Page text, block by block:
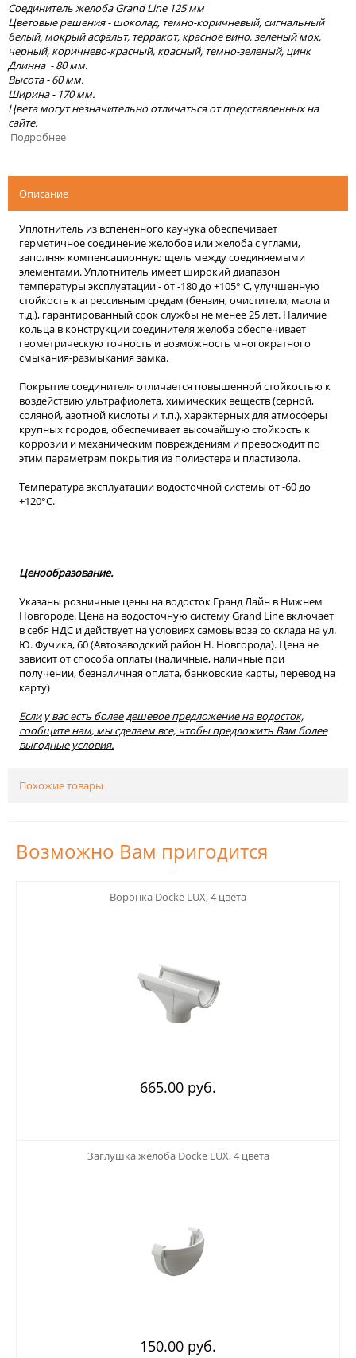
Соединитель желоба Grand Line 125 мм
Цветовые решения - шоколад, темно-коричневый, сигнальный
белый, мокрый асфальт, терракот, красное вино, зеленый мох,
черный, коричнево-красный, красный, темно-зеленый, цинк
Длинна - 80 мм.
Высота - 60 мм.
Ширина - 170 мм.
Цвета могут незначительно отличаться от представленных на
сайте.
Подробнее
Описание
Уплотнитель из вспененного каучука обеспечивает
герметичное соединение желобов или желоба с углами,
заполняя компенсационную щель между соединяемыми
элементами. Уплотнитель имеет широкий диапазон
температуры эксплуатации - от -180 до +105° С, улучшенную
стойкость к агрессивным средам (бензин, очистители, масла и
т.д.), гарантированный срок службы не менее 25 лет. Наличие
кольца в конструкции соединителя желоба обеспечивает
геометрическую точность и возможность многократного
смыкания-размыкания замка.
Покрытие соединителя отличается повышенной стойкостью к
воздействию ультрафиолета, химических веществ (серной,
соляной, азотной кислоты и т.п.), характерных для атмосферы
крупных городов, обеспечивает высочайшую стойкость к
коррозии и механическим повреждениям и превосходит по
этим параметрам покрытия из полиэстера и пластизола.
Температура эксплуатации водосточной системы от -60 до
+120°C.
Ценообразование.
Указаны розничные цены на водосток Гранд Лайн в Нижнем
Новгороде. Цена на водосточную систему Grand Line включает
в себя НДС и действует на условиях самовывоза со склада на ул.
Ю. Фучика, 60 (Автозаводский район Н. Новгорода). Цена не
зависит от способа оплаты (наличные, наличные при
получении, безналичная оплата, банковские карты, перевод на
карту)
Если у вас есть более дешевое предложение на водосток,
сообщите нам, мы сделаем все, чтобы предложить Вам более
выгодные условия.
Похожие товары
Возможно Вам пригодится
Воронка Docke LUX, 4 цвета
665.00 руб.
Заглушка жёлоба Docke LUX, 4 цвета
150.00 руб.